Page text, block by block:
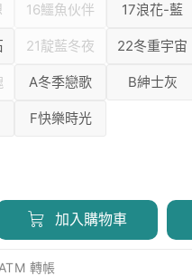
16鱷魚伙伴 17浪花-藍
21靛藍冬夜 22冬重宇宙
A冬季戀歌 B紳士灰
F快樂時光
加入購物車
轉帳